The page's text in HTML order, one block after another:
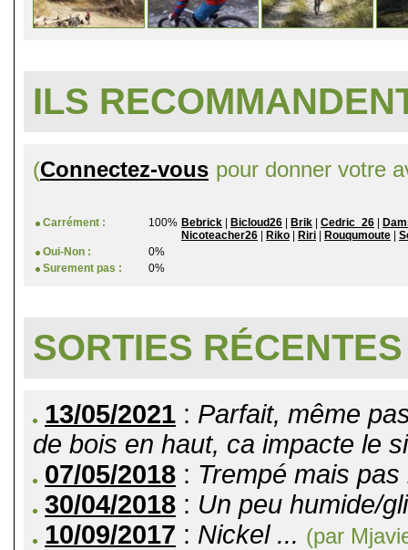
ILS
(Connectez-vous pour donner votre
Carrément : 100% Bebrick Bicloud26 Brik Cedric_26
Nicoteacher26
Riko Riri Rouqumoute
Oui-Non :
0%
Surement pas :
0%
SORTIES RÉCENTES
13/05/2021 : Parfait, même
de bois en haut, ca impacte le
07/05/2018 : Trempé mais
30/04/2018 : Un peu humide/
10/09/2017 : Nickel ... (par